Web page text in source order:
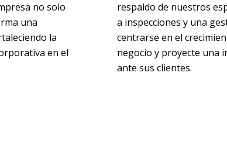
no solo
una
la
en el
respaldo de nuestros
a inspecciones y una
centrarse en el
negocio y proyecte una
ante sus clientes.